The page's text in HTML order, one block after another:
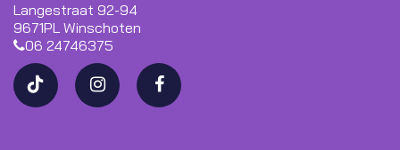
Langestraat 92-94
9671PL Winschoten
06 24746375